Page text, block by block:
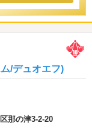
/デュオエフ)
のうち3.5
那の津3-2-20